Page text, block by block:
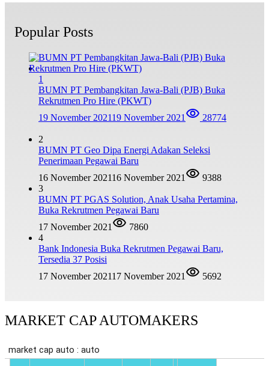
Popular Posts
1
BUMN PT Pembangkitan Jawa-Bali (PJB) Buka
Rekrutmen Pro Hire (PKWT)
19 November 202119 November 2021 28774
2
BUMN PT Geo Dipa Energi Adakan Seleksi
Penerimaan Pegawai Baru
16 November 202116 November 2021
9388
3
BUMN PT PGAS Solution, Anak Usaha Pertamina,
Buka Rekrutmen Pegawai Baru
17 November 2021
7860
4
Bank Indonesia Buka Rekrutmen Pegawai Baru,
Tersedia 37 Posisi
17 November 202117 November 2021 5692
MARKET CAP AUTOMAKERS